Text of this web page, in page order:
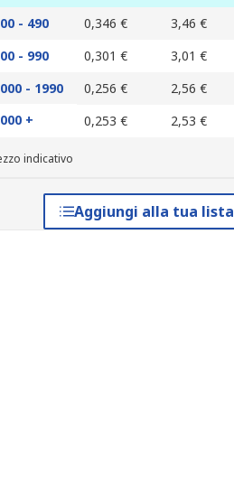
- 490
0,346 €
3,46 €
- 990
0,301 €
3,01 €
- 1990
0,256 €
2,56 €
+
0,253 € 2,53 €
indicativo
Aggiungi alla tua lista